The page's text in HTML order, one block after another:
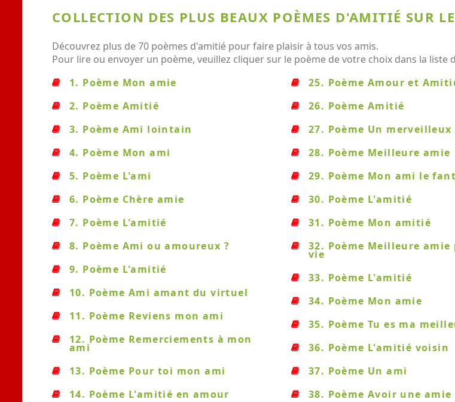
COLLECTION DES PLUS BEAUX POÈMES D'AMITIÉ SUR
Découvrez plus de 70 poèmes d'amitié pour faire plaisir à tous vos amis.
Pour lire ou envoyer un poème, veuillez cliquer sur le poème de votre choix dans la liste
1. Poème Mon amie
2. Poème Amitié
3. Poème Ami lointain
4. Poème Mon ami
5. Poème L'ami
6. Poème Chère amie
7. Poème L'amitié
8. Poème Ami ou amoureux ?
9. Poème L'amitié
10. Poème Ami amant du virtuel
11. Poème Reviens mon ami
12. Poème Remerciements à mon
ami
13. Poème Pour toi mon ami
14. Poème L'amitié en amour
25. Poème Amour et
26. Poème Amitié
27. Poème Un merveilleux
28. Poème Meilleure amie
29. Poème Mon ami le
30. Poème L'amitié
31. Poème Mon amitié
32. Poème Meilleure amie
vie
33. Poème L'amitié
34. Poème Mon amie
35. Poème Tu es ma
36. Poème L'amitié voisin
37. Poème Un ami
38. Poème Avoir une amie